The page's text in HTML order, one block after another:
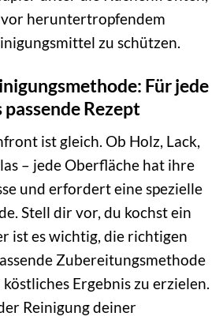
vor heruntertropfendem
zu schützen.
Für jede
Rezept
ist gleich. Ob Holz, Lack,
– jede Oberfläche hat ihre
und erfordert eine spezielle
Stell dir vor, du kochst ein
ist es wichtig, die richtigen
Zubereitungsmethode
Ergebnis zu erzielen.
Reinigung deiner